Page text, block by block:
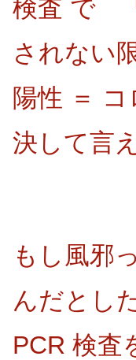
検査 で
されない
陽性 ＝
決して言
もし風邪
んだとし
PCR 検査